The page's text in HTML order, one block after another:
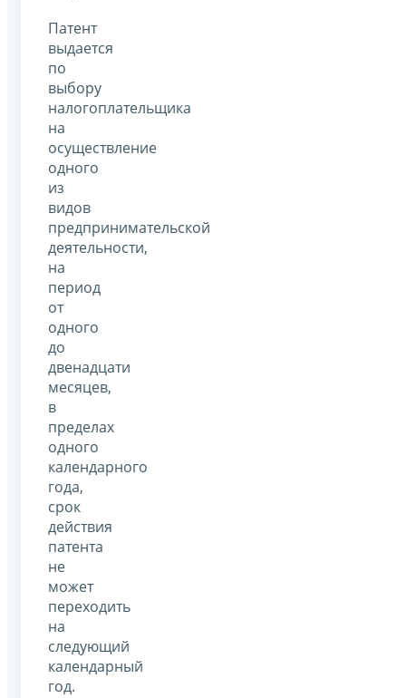
Патент
выдается
по
выбору
налогоплательщика
на
осуществление
одного
из
видов
предпринимательской
деятельности,
на
период
от
одного
до
двенадцати
месяцев,
в
пределах
одного
календарного
года,
срок
действия
патента
не
может
переходить
на
следующий
календарный
год.